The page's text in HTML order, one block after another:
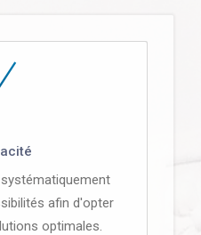
afin d'opter
optimales.